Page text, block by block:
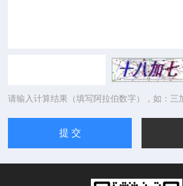
请输入计算结果（填写阿拉伯数字），如：三